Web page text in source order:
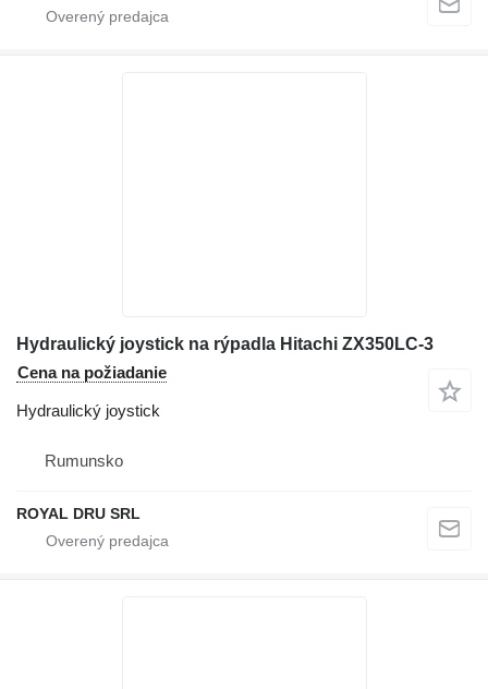
Hydraulický joystick na rýpadla Hitachi ZX350LC-3
Cena na požiadanie
Hydraulický joystick
Rumunsko
ROYAL DRU SRL